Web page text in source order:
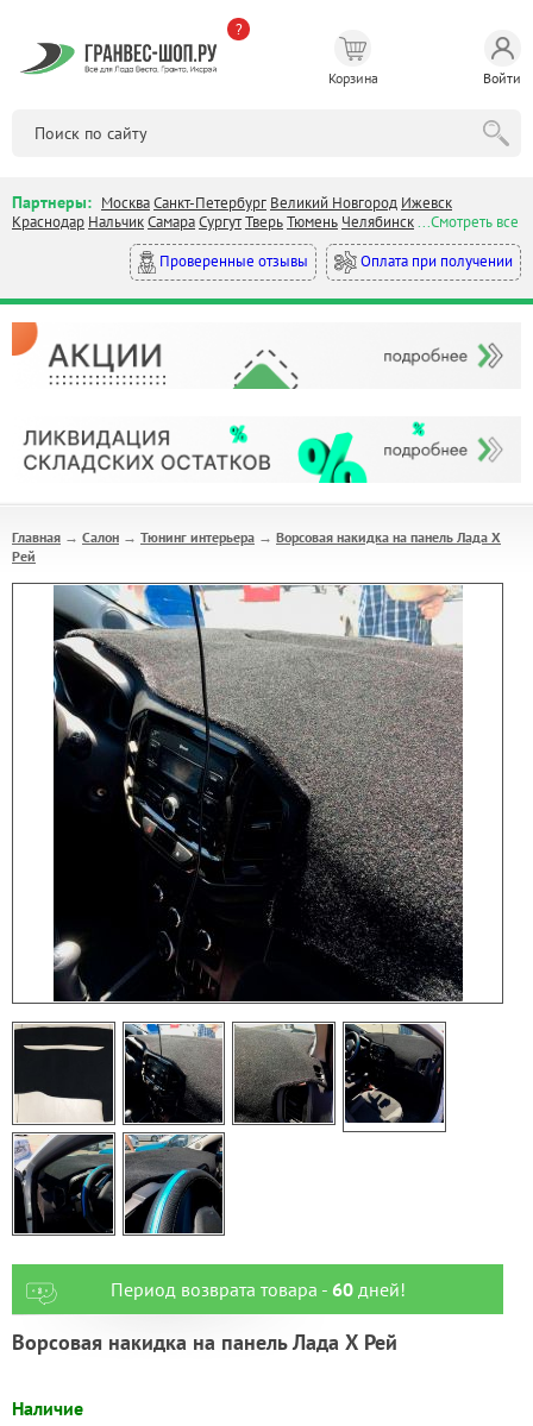
?
Корзина Войти
Партнеры: МоскваСанкт-Петербург Великий Новгород Ижевск
Краснодар НальчикСамараСургутТверьТюмень Челябинск...Смотреть все
Проверенные отзывы
Оплата при получении
Главная → Салон → Тюнинг интерьера → Ворсовая накидка на панель Лада Х
Рей
Период возврата товара - 60дней!
Ворсовая накидка на панель Лада Х Рей
Наличие